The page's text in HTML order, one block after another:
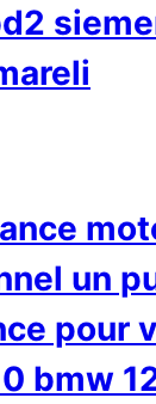
un
pour
bmw